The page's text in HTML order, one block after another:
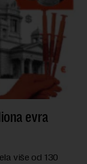
evra
više od 130